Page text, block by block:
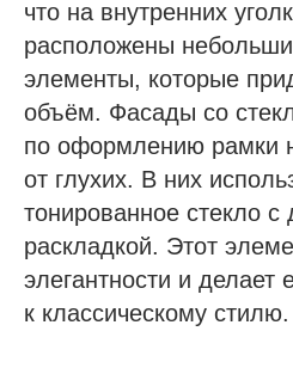
что на внутренних
расположены
элементы, которые
объём. Фасады со
по оформлению рамки
от глухих. В них
тонированное стекло с
раскладкой. Этот
элегантности и делает
к классическому стилю.